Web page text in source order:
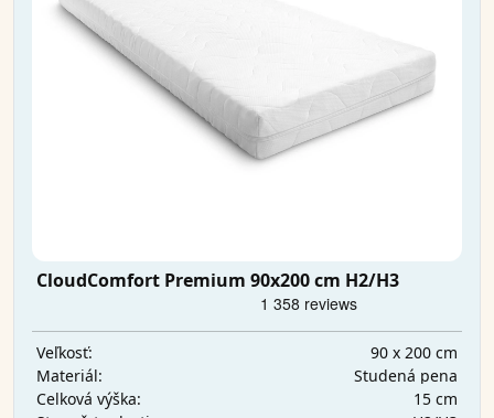
CloudComfort Premium 90x200 cm H2/H3
Veľkosť:
90 x 200 cm
Materiál:
Studená pena
Celková výška:
15 cm